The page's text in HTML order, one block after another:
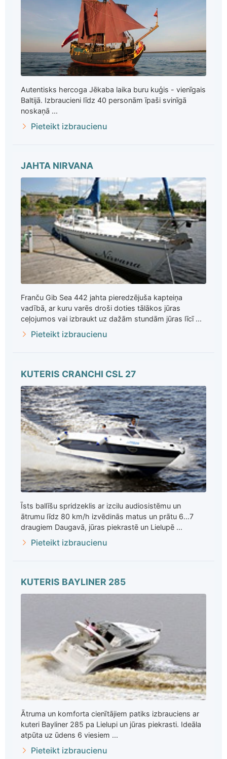
Autentisks hercoga Jēkaba laika buru kuģis - vienīgais
Baltijā. Izbraucieni līdz 40 personām īpaši svinīgā
noskaņā ...
Pieteikt izbraucienu
JAHTA NIRVANA
Franču Gib Sea 442 jahta pieredzējuša kapteiņa
vadībā, ar kuru varēs droši doties tālākos jūras
ceļojumos vai izbraukt uz dažām stundām jūras līcī ...
Pieteikt izbraucienu
KUTERIS CRANCHI CSL 27
Īsts ballīšu spridzeklis ar izcilu audiosistēmu un
ātrumu līdz 80 km/h izvēdinās matus un prātu 6...7
draugiem Daugavā, jūras piekrastē un Lielupē ...
Pieteikt izbraucienu
KUTERIS BAYLINER 285
Ātruma un komforta cienītājiem patiks izbrauciens ar
kuteri Bayliner 285 pa Lielupi un jūras piekrasti. Ideāla
atpūta uz ūdens 6 viesiem ...
Pieteikt izbraucienu